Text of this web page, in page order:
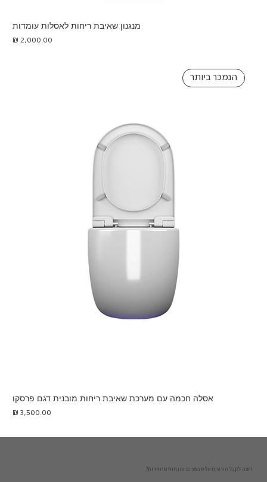
מנגנון שאיבת ריחות לאסלות עומדות
מחיר
הנמכר ביותר
אסלה חכמה עם מערכת שאיבת ריחות מובנית דגם פרסקו
מחיר
רוצה לקבל הודעות על מבצעים והנחות מיוחדות?